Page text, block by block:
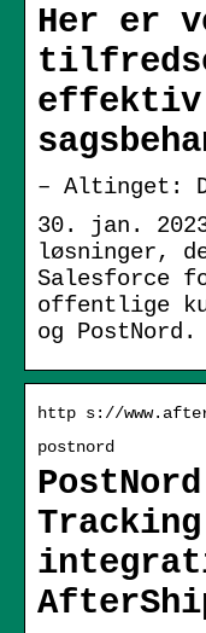
Her er
effektiv
– Altinget:
30. jan.
løsninger,
Salesforce
offentlige
og PostNord.
http s://
postnord